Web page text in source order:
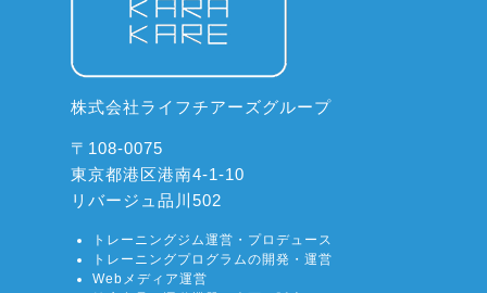
株式会社ライフチアーズグループ
〒108-0075
東京都港区港南4-1-10
リバージュ品川502
トレーニングジム運営・プロデュース
トレーニングプログラムの開発・運営
Webメディア運営